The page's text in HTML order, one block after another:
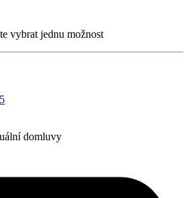
vybrat jednu možnost
domluvy